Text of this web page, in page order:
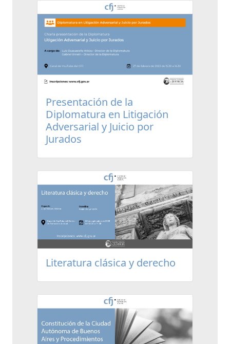
Presentación de la
Diplomatura en Litigación
Adversarial y Juicio por
Jurados
Literatura clásica y derecho